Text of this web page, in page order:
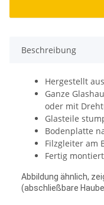
Beschreibung
Hergestellt
Ganze
oder mit
Glasteile
Bodenplatte
Filzgleiter am
Fertig montiert
Abbildung ähnlich,
(abschließbare